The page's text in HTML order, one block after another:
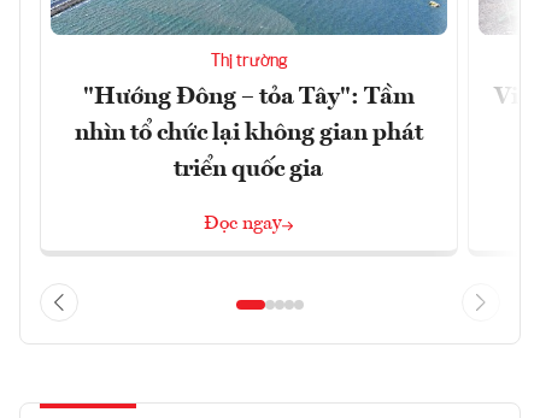
Thị trường
"Hướng Đông – tỏa Tây": Tầm
nhìn tổ chức lại không gian phát
triển quốc gia
Đọc ngay